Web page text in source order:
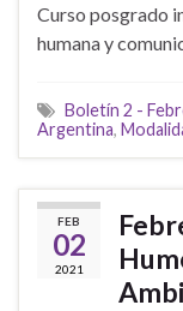
Curso posgrado
humana y
Boletín 2 -
Argentina,
FEB
02
2021